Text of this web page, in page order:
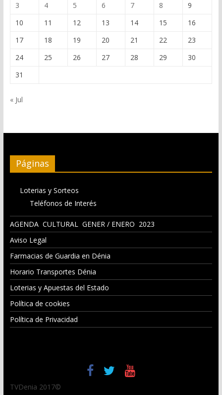
3
4 5 6 7 8
9
10
11 12 13 14 15
16
17
18 19 20 21 22
23
24
25 26 27 28 29
30
31
« Jul
Páginas
Loterias y Sorteos
Teléfonos de Interés
AGENDA CULTURAL GENER / ENERO 2023
Aviso Legal
Farmacias de Guardia en Dénia
Horario Transportes Dénia
Loterias y Apuestas del Estado
Política de cookies
Política de Privacidad
TVDenia 2017©